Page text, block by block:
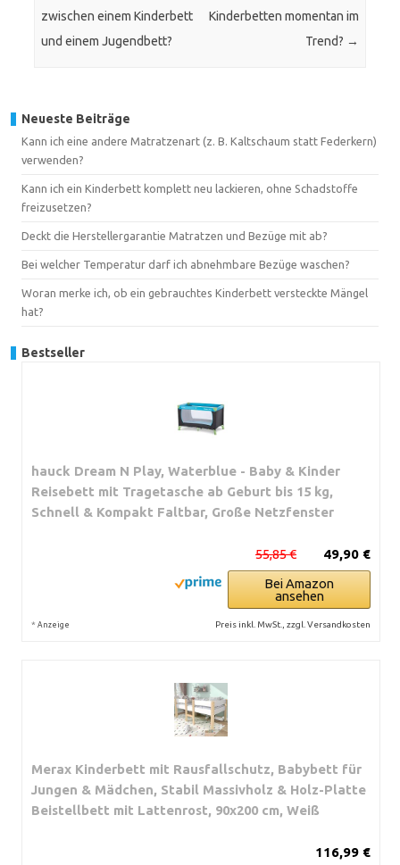
zwischen einem Kinderbett
und einem Jugendbett?
Kinderbetten momentan im
Trend? →
Neueste Beiträge
Kann ich eine andere Matratzenart (z. B. Kaltschaum statt Federkern)
verwenden?
Kann ich ein Kinderbett komplett neu lackieren, ohne Schadstoffe
freizusetzen?
Deckt die Herstellergarantie Matratzen und Bezüge mit ab?
Bei welcher Temperatur darf ich abnehmbare Bezüge waschen?
Woran merke ich, ob ein gebrauchtes Kinderbett versteckte Mängel
hat?
Bestseller
hauck Dream N Play, Waterblue - Baby & Kinder
Reisebett mit Tragetasche ab Geburt bis 15 kg,
Schnell & Kompakt Faltbar, Große Netzfenster
49,90 €
55,85 €
Bei Amazon
ansehen
* Anzeige Preis inkl. MwSt., zzgl. Versandkosten
Merax Kinderbett mit Rausfallschutz, Babybett für
Jungen & Mädchen, Stabil Massivholz & Holz-Platte
Beistellbett mit Lattenrost, 90x200 cm, Weiß
116,99 €